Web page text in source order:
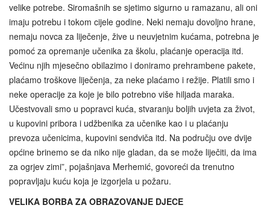
velike potrebe. Siromašnih se sjetimo sigurno u ramazanu, ali oni
imaju potrebu i tokom cijele godine. Neki nemaju dovoljno hrane,
nemaju novca za liječenje, žive u neuvjetnim kućama, potrebna je
pomoć za opremanje učenika za školu, plaćanje operacija itd.
Većinu njih mjesečno obilazimo i doniramo prehrambene pakete,
plaćamo troškove liječenja, za neke plaćamo i režije. Platili smo i
neke operacije za koje je bilo potrebno više hiljada maraka.
Učestvovali smo u popravci kuća, stvaranju boljih uvjeta za život,
u kupovini pribora i udžbenika za učenike kao i u plaćanju
prevoza učenicima, kupovini sendviča itd. Na području ove dvije
općine brinemo se da niko nije gladan, da se može liječiti, da ima
za ogrjev zimi”, pojašnjava Merhemić, govoreći da trenutno
popravljaju kuću koja je izgorjela u požaru.
VELIKA BORBA ZA OBRAZOVANJE DJECE